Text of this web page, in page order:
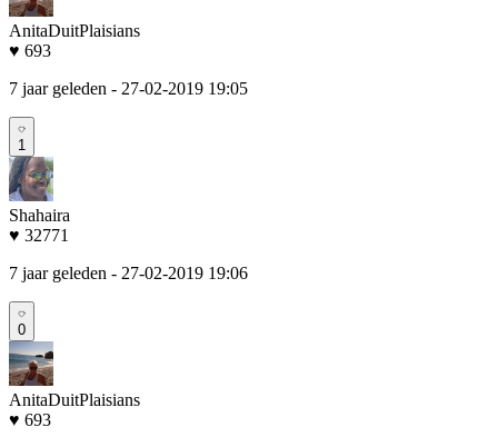
AnitaDuitPlaisians
♥ 693
7 jaar geleden - 27-02-2019 19:05
1
Shahaira
♥ 32771
7 jaar geleden - 27-02-2019 19:06
0
AnitaDuitPlaisians
♥ 693